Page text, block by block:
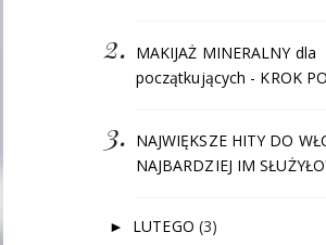
MAKIJAŻ MINERALNY dla
początkujących - KROK
NAJWIĘKSZE HITY DO
NAJBARDZIEJ IM
► LUTEGO (3)